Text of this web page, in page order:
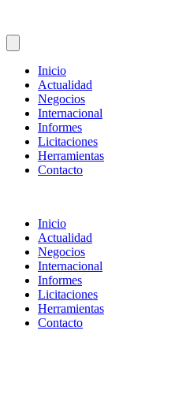
Inicio
Actualidad
Negocios
Internacional
Informes
Licitaciones
Herramientas
Contacto
Inicio
Actualidad
Negocios
Internacional
Informes
Licitaciones
Herramientas
Contacto